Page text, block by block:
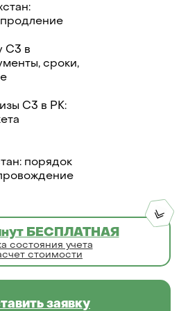
заявку
БЕСПЛАТНАЯ
состояния учета
стоимости
C3 в
сроки,
C3 в РК:
порядок